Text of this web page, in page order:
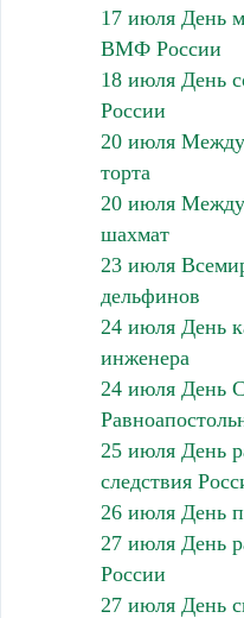
17 июля День
ВМФ России
18 июля День
России
20 июля
торта
20 июля
шахмат
23 июля
дельфинов
24 июля День
инженера
24 июля День
25 июля День
следствия
26 июля День
27 июля День
России
27 июля День